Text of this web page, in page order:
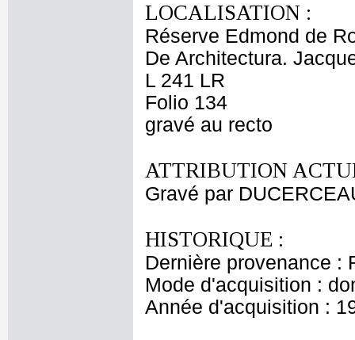
LOCALISATION :
Réserve Edmond de
De Architectura.
L 241 LR
Folio 134
gravé au recto
ATTRIBUTION
Gravé par
HISTORIQUE :
Dernière provenance :
Mode d'acquisition :
Année d'acquisition :